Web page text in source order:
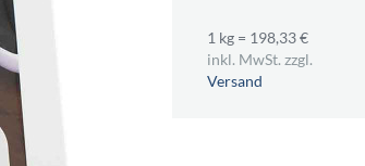
1 kg = 198,33 €
inkl. MwSt. zzgl.
Versand